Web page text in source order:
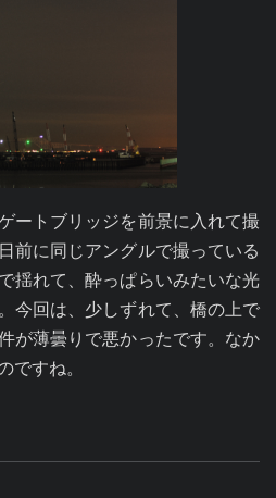
ートブリッジを前景に入れて撮
前に同じアングルで撮っている
揺れて、酔っぱらいみたいな光
今回は、少しずれて、橋の上で
が薄曇りで悪かったです。なか
すね。